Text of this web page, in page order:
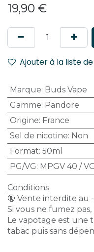
19,90 €
Ajouter à la liste
Marque: Buds Vape
Gamme: Pandore
Origine: France
Sel de nicotine: Non
Format: 50ml
PG/VG: MPGV 40 /
Conditions
🔞 Vente interdite au -
Si vous ne fumez
Le vapotage est une
tabac puis sans